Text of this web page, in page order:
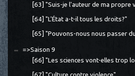
[63] "Suis-je l'auteur de ma propre
[64] "L'État a-t-il tous les droits?"
[65] "Pouvons-nous nous passer
=>Saison 9
[66] "Les sciences vont-elles trop